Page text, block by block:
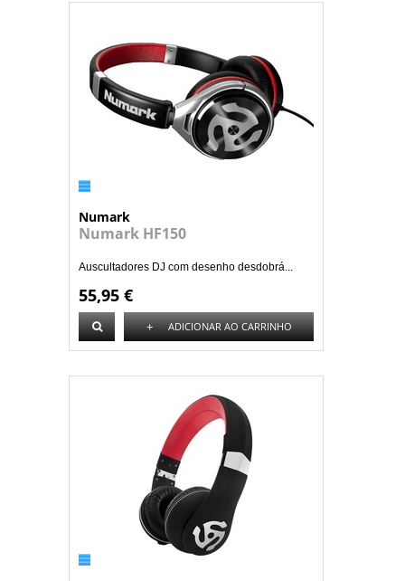
Numark
Numark HF150
Auscultadores DJ com desenho desdobrá...
55,95 €
+ ADICIONAR AO CARRINHO